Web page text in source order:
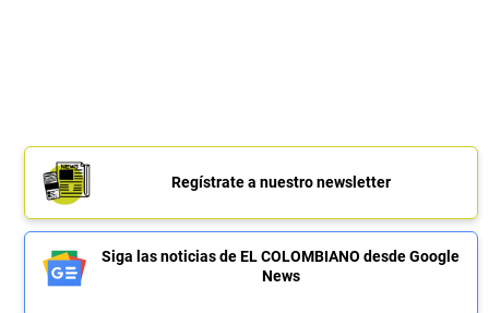
Regístrate a nuestro newsletter
Siga las noticias de EL COLOMBIANO desde Google
News